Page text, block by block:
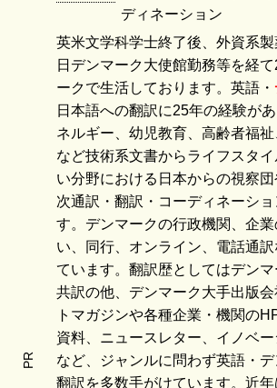
ディネーション
PR
英米文学科学士終了後、外資系
日デンマーク大使館勤務等を経
ークで生活しております。英語・
日本語への翻訳に25年の経験が
ネルギー、幼児教育、高齢者福
など技術系文書からライフスタ
い分野における日本からの視察
次通訳・翻訳・コーディネーショ
す。デンマークの行政機関、企
い、同行、オンライン、電話通
ています。翻訳歴としてはデン
共訳の他、デンマーク大手出版
トマガジンや各種企業・機関の
資料、ニュースレター、イノベ
など、ジャンルに問わず英語・
翻訳を多数手がけています。近